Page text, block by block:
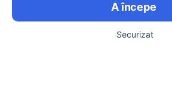
A începe
Securizat